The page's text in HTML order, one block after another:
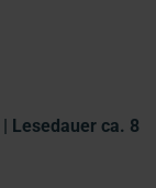
| Lesedauer ca. 8